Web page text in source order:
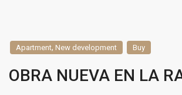
Apartment, New development Buy
OBRA NUEVA EN LA